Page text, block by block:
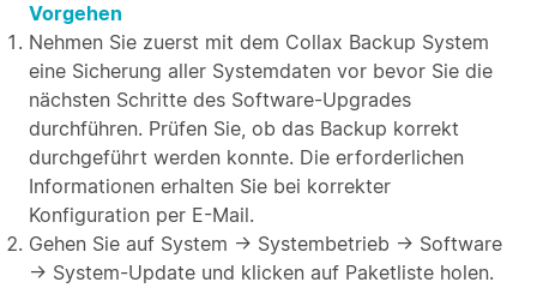
Vorgehen
Nehmen Sie zuerst mit dem Collax Backup System
eine Sicherung aller Systemdaten vor bevor Sie die
nächsten Schritte des Software-Upgrades
durchführen. Prüfen Sie, ob das Backup korrekt
durchgeführt werden konnte. Die erforderlichen
Informationen erhalten Sie bei korrekter
Konfiguration per E-Mail.
Gehen Sie auf System → Systembetrieb → Software
→ System-Update und klicken auf Paketliste holen.